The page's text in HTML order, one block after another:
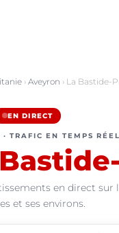
› Aveyron › La Bastide-
EN DIRECT
TRAFIC EN TEMPS RÉEL
en direct sur
et ses environs.